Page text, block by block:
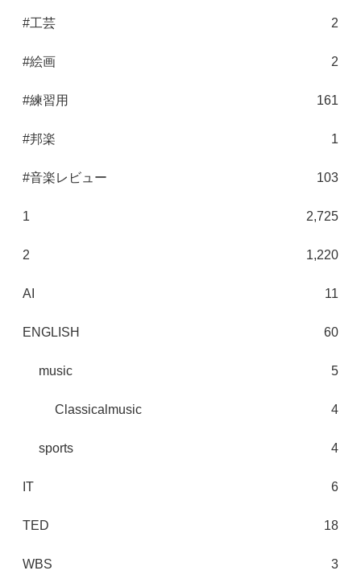
#工芸 2
#絵画 2
#練習用 161
#邦楽 1
#音楽レビュー 103
1 2,725
2 1,220
AI 11
ENGLISH 60
music 5
Classicalmusic 4
sports 4
IT 6
TED 18
WBS 3